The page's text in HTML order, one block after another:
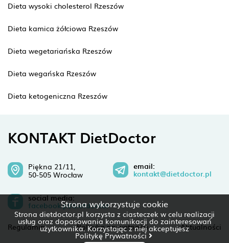
Strona wykorzystuje cookie
Strona dietdoctor.pl korzysta z ciasteczek w celu realizacji
usług oraz dopasowania komunikacji do zainteresowań
użytkownika. Korzystając z niej akceptujesz
Politykę Prywatności
Dieta wysoki cholesterol Rzeszów
Dieta kamica żółciowa Rzeszów
Dieta wegetariańska Rzeszów
Dieta wegańska Rzeszów
Dieta ketogeniczna Rzeszów
KONTAKT DietDoctor
Piękna 21/11,
50-505 Wrocław
email:
kontakt@dietdoctor.pl
social media:
facebook.pl/dietdoctor
Regulamin Polityka prywatności Aktualności